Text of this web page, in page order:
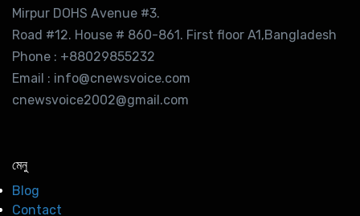
Mirpur DOHS Avenue #3.
Road #12. House # 860-861. First floor A1,Bangladesh
Phone : +88029855232
Email : info@cnewsvoice.com
cnewsvoice2002@gmail.com
মেনু
Blog
Contact